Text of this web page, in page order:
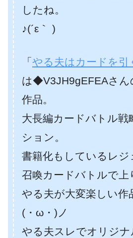
したね。
♪(´ε｀ )
「 やる夫はカードを引
は◆V3JH9gEFEAさん
作品。
大長編カードバトル戦
ション。
書籍化もしているレジ
召喚カードバトルで上
やる夫が大変楽しい作
(・ω・)ノ
やる夫スレでオリジナ